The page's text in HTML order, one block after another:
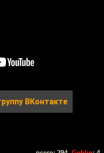
ВКонтакте